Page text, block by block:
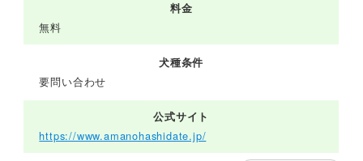
料金
無料
犬種条件
要問い合わせ
公式サイト
https://www.amanohashidate.jp/